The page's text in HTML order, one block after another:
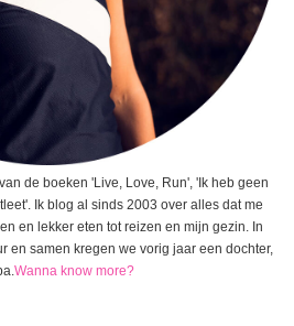
de boeken 'Live, Love, Run', 'Ik heb geen
Ik blog al sinds 2003 over alles dat me
en lekker eten tot reizen en mijn gezin. In
en samen kregen we vorig jaar een dochter,
Wanna know more?